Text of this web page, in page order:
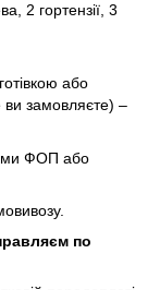
2 гортензії, 3
або
ви замовляєте) –
ФОП або
по